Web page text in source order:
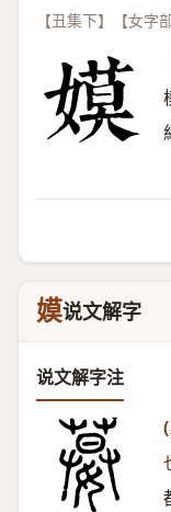
【丑集下】【女字
嫫说文解字
说文解字注
(